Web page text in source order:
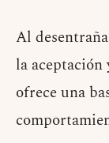
Al
la
ofrece una